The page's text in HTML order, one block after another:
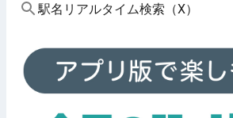
駅名リアルタイム検索（X）